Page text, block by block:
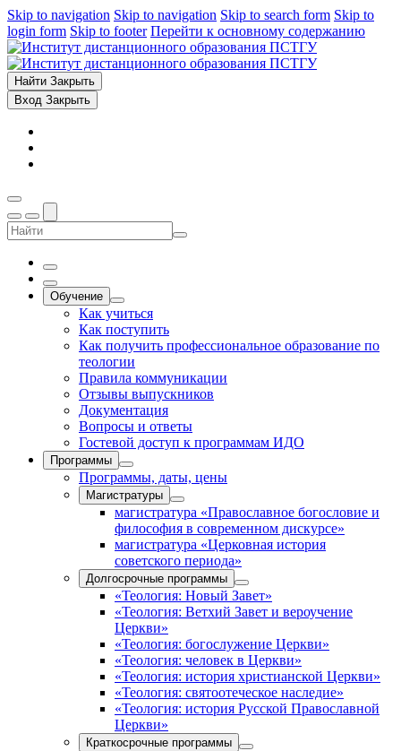
Skip to navigation Skip to navigation Skip to search form Skip to
login form Skip to footer Перейти к основному содержанию
Найти Закрыть
Вход Закрыть
Обучение
Как учиться
Как поступить
Как получить профессиональное образование по
теологии
Правила коммуникации
Отзывы выпускников
Документация
Вопросы и ответы
Гостевой доступ к программам ИДО
Программы
Программы, даты, цены
Магистратуры
магистратура «Православное богословие и
философия в современном дискурсе»
магистратура «Церковная история
советского периода»
Долгосрочные программы
«Теология: Новый Завет»
«Теология: Ветхий Завет и вероучение
Церкви»
«Теология: богослужение Церкви»
«Теология: человек в Церкви»
«Теология: история христианской Церкви»
«Теология: святоотеческое наследие»
«Теология: история Русской Православной
Церкви»
Краткосрочные программы